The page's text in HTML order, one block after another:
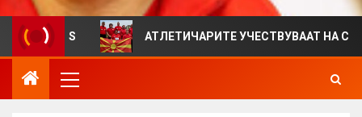
АТЛЕТИЧАРИТЕ УЧЕСТВУВААТ НА СРБИЈА